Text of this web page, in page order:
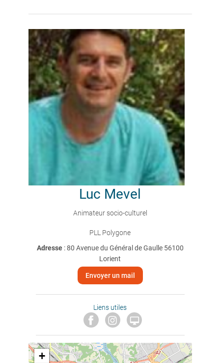
Luc Mevel
Animateur socio-culturel
PLL Polygone
Adresse : 80 Avenue du Général de Gaulle 56100
Lorient
Envoyer un mail
Liens utiles

+